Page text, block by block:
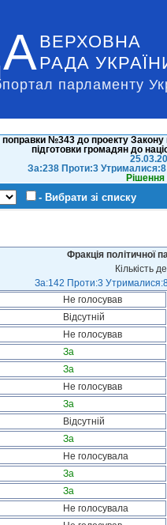
ВЕРХОВНА
РАДА
парламенту
№343 до проекту
підготовки громадян до
За:238 Проти:3
- Вибрати зі списку
Фракція політичної
Кількість
За:142 Проти:3
Не голосував
Відсутній
Не голосував
За
За
Не голосував
За
Відсутній
За
Не голосувала
За
За
Не голосувала